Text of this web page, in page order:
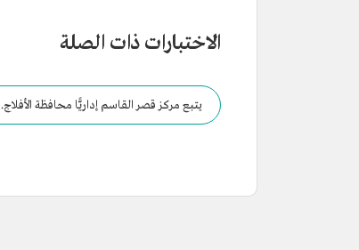
الاختبارات ذات الصلة
يتبع مركز قصر القاسم إداريًّا محافظة الأفلاج.